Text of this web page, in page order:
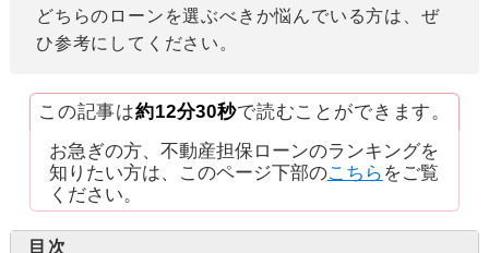
どちらのローンを選ぶべきか悩んでいる方は、ぜ
ひ参考にしてください。
この記事は約12分30秒で読むことができます。
お急ぎの方、不動産担保ローンのランキングを
知りたい方は、このページ下部のこちら をご覧
ください。